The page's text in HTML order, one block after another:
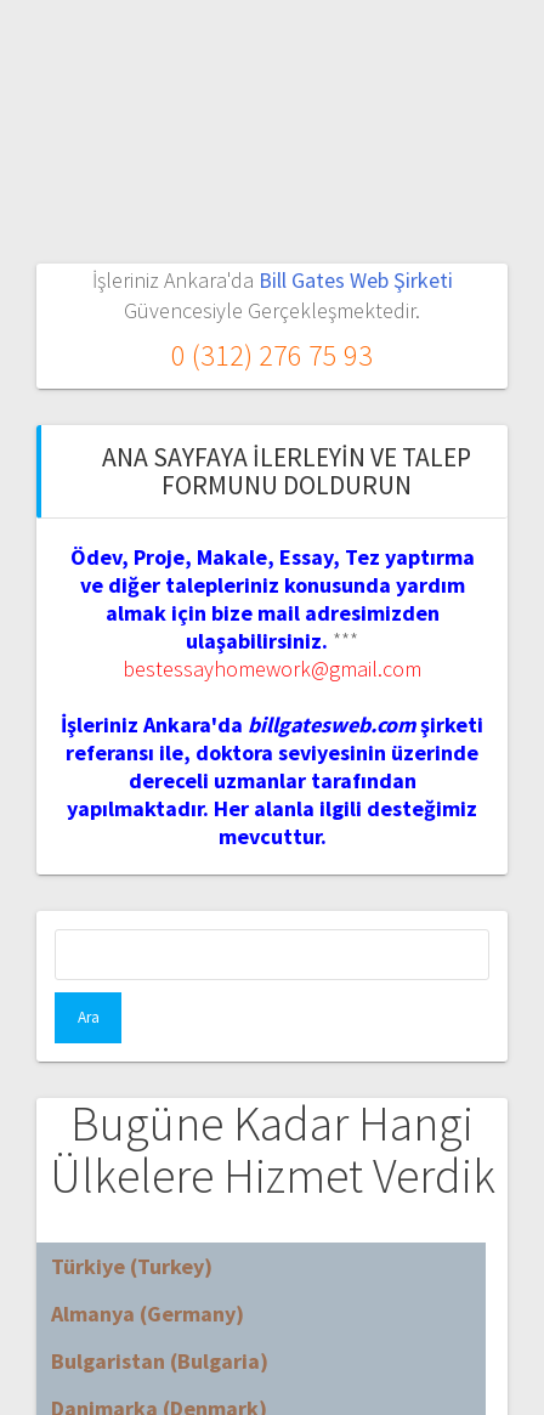
İşleriniz Ankara'da Bill Gates Web Şirketi
Güvencesiyle Gerçekleşmektedir.
0 (312) 276 75 93
ANA SAYFAYA İLERLEYIN VE TALEP
FORMUNU DOLDURUN
Ödev, Proje, Makale, Essay, Tez yaptırma
ve diğer talepleriniz konusunda yardım
almak için bize mail adresimizden
ulaşabilirsiniz. ***
bestessayhomework@gmail.com
İşleriniz Ankara'da billgatesweb.comşirketi
referansı ile, doktora seviyesinin üzerinde
dereceli uzmanlar tarafından
yapılmaktadır. Her alanla ilgili desteğimiz
mevcuttur.
Bugüne Kadar Hangi
Ülkelere Hizmet Verdik
Türkiye (Turkey)
Almanya (Germany)
Bulgaristan (Bulgaria)
Danimarka (Denmark)